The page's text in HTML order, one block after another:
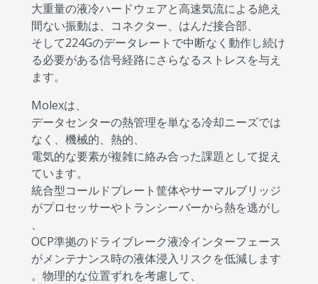
大重量の液冷ハードウェアと高速気流による絶え
間ない振動は、コネクター、はんだ接合部、
そして224Gのデータレートで中断なく動作し続け
る必要がある信号経路にさらなるストレスを与え
ます。
Molexは、
データセンターの熱管理を単なる冷却ニーズでは
なく、機械的、熱的、
電気的な要素が複雑に絡み合った課題として捉え
ています。
統合型コールドプレート筐体やサーマルブリッジ
がプロセッサーやトランシーバーから熱を逃がし
、
OCP準拠のドライブレーク液冷インターフェース
がメンテナンス時の液体浸入リスクを低減します
。物理的な位置ずれを考慮して、